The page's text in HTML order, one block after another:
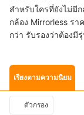
สำหรับใครที่ยังไม่มี
กล้อง Mirrorless ร
กว่า รับรองว่าต้อง
เรียงตามความนิยม
ตัวกรอง